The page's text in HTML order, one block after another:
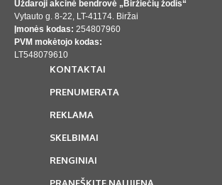
Uždaroji akcinė bendrovė „Biržiečių žodis“
Vytauto g. 8-22, LT-41174. Biržai
Įmonės kodas: 254807960
PVM mokėtojo kodas:
LT548079610
KONTAKTAI
PRENUMERATA
REKLAMA
SKELBIMAI
RENGINIAI
PRANEŠKITE NAUJIENĄ